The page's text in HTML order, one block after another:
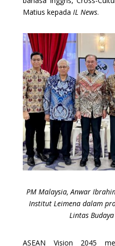
Matius kepada IL News.
PM Malaysia, Anwar
Institut Leimena dalam
Lintas
ASEAN Vision 2045